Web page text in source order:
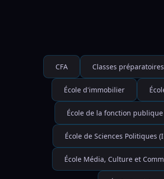
CFA Classes préparatoires
École d'immobilier
École de la fonction
École de Sciences Politiques
École Média, Culture et